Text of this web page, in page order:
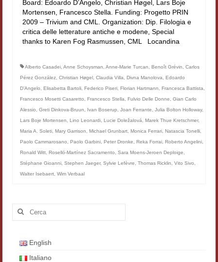
Filologia digitale
Lexicon
Corpus Rhythmorum Musicum
Lo studium aretino del ‘200
DIGIMED
Eurasian Latin Archive
Rammses
Master INFOTEXT
Board: Edoardo D’Angelo, Christian Høgel, Lars Boje
Mortensen, Francesco Stella. Funding: Progetto PRIN
2009 – Trivium and CML. Organization: Dip. Filologia e
critica delle letterature antiche e modene, Special
thanks to Karen Fog Rasmussen, CML Locandina
Alberto Casadei Anne Schoysman Anne-Marie Turcan Benoît Grévin
Carlos
Pérez González Christian Høgel Claudia Villa Divna Manolova
Edoardo
D’Angelo
Elisabetta Bartoli Federico Piseri Florian Hartmann Francesca Battista
Francesco Mosetti Casaretto
Francesco Stella Fulvio Delle Donne
Gian Carlo
Alessio
Greti Dinkova-Bruun Ivan Boserup Joan Ferrante Julia Bolton Holloway,
Lars Boje Mortensen
Lino Leonardi Lucie Doležalová Marek Thue Kretschmer,
Maria A. Soleti Mary Garrison Michael Grunbart Monica Ferrari Natascia Tonelli
Paolo Cammarosano
Paolo Garbini Peter Dronke Reka Forrai Roberto Angelini
Ronald Witt Roselló-Martínez Sacramento Sara Moens-Jeroen Deploige
Stéphane Gioanni Stephen Jaeger, Sylvie Lefèvre Thomas Ricklin Vito Sivo
Walter Isebaert Wim Verbaal
Cerca:
English
Italiano